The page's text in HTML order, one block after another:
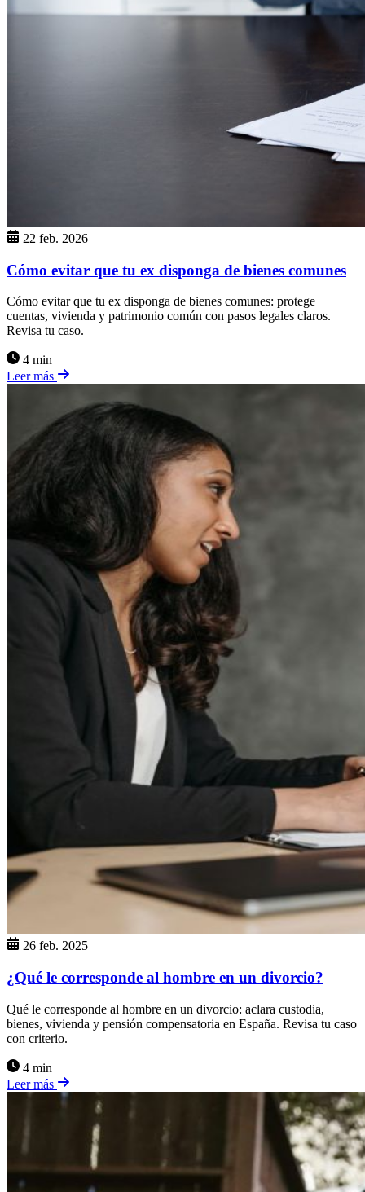
22 feb. 2026
Cómo evitar que tu ex disponga de bienes comunes
Cómo evitar que tu ex disponga de bienes comunes: protege
cuentas, vivienda y patrimonio común con pasos legales claros.
Revisa tu caso.
4 min
Leer más
26 feb. 2025
¿Qué le corresponde al hombre en un divorcio?
Qué le corresponde al hombre en un divorcio: aclara custodia,
bienes, vivienda y pensión compensatoria en España. Revisa tu caso
con criterio.
4 min
Leer más